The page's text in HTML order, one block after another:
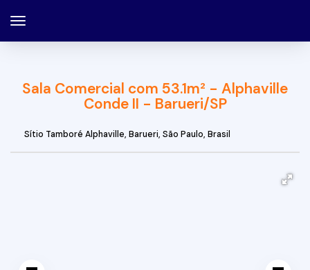
Sala Comercial com 53.1m² - Alphaville
Conde II - Barueri/SP
Sítio Tamboré Alphaville, Barueri, São Paulo, Brasil